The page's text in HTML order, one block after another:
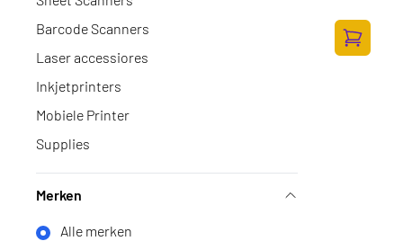
Barcode Scanners
Laser accessiores
Inkjetprinters
Mobiele Printer
Supplies
Merken
Alle merken
418,-